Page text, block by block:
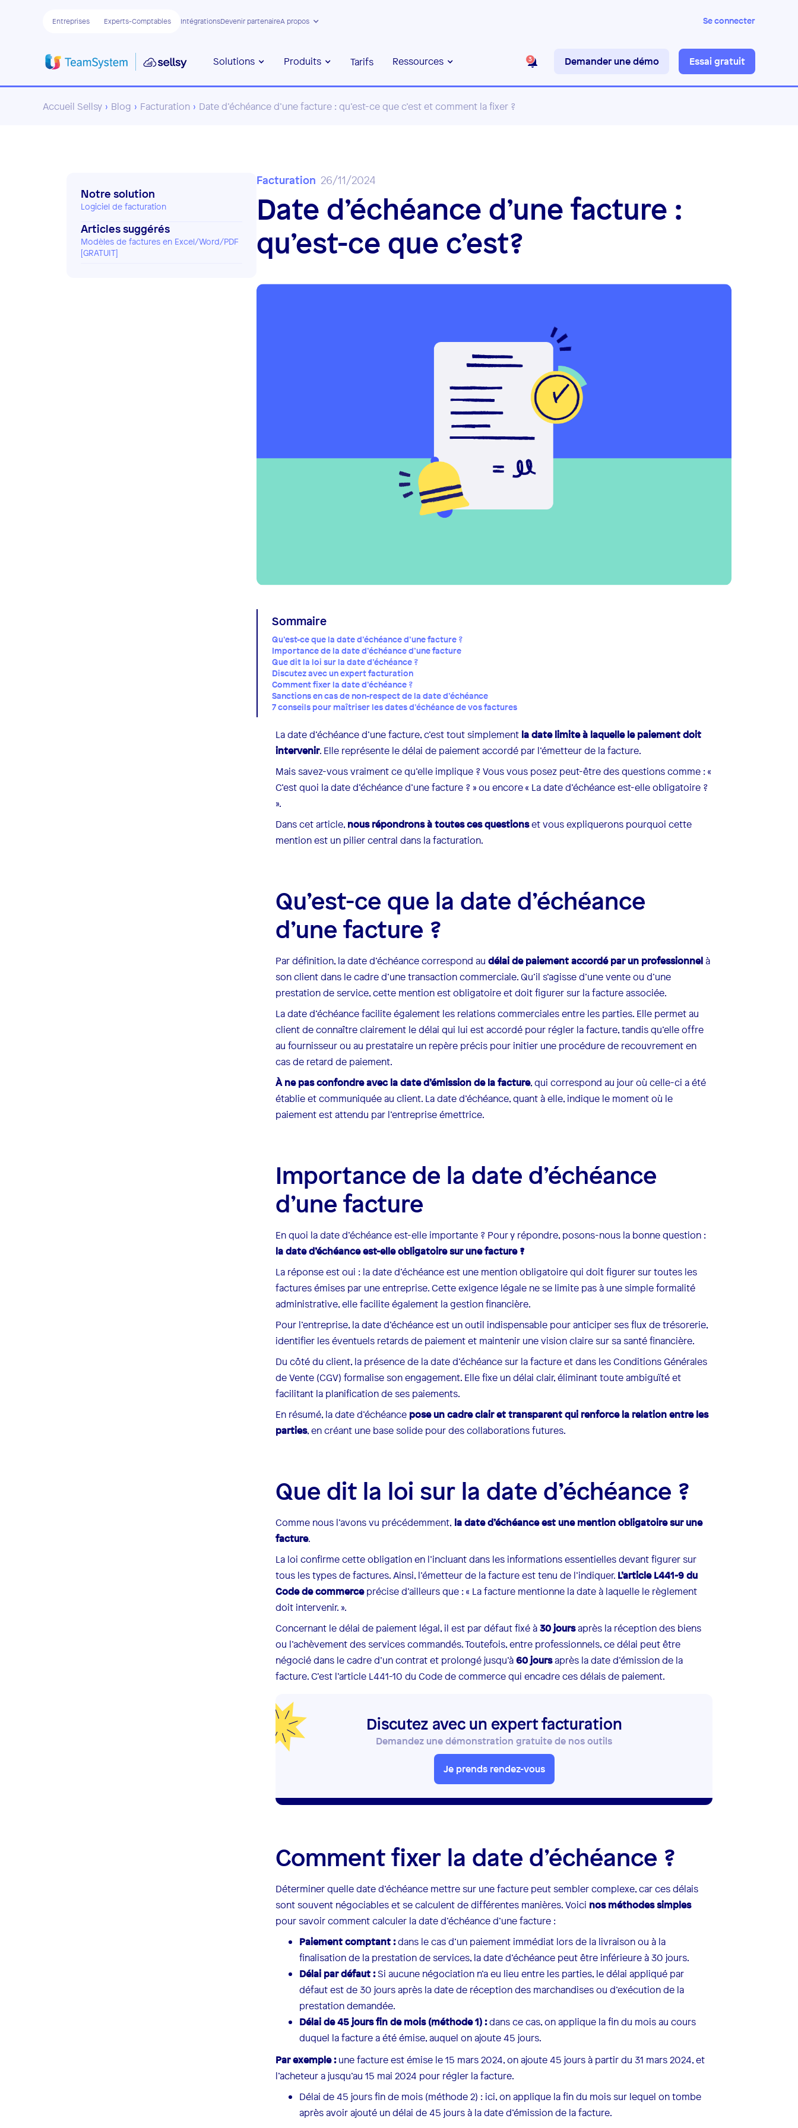
Entreprises Experts-Comptables IntégrationsDevenir partenaireA propos Se connecter
Solutions Produits Tarifs Ressources 3 Demander une démo Essai gratuit
Accueil Sellsy › Blog › Facturation › Date d’échéance d’une facture : qu’est-ce que c’est et comment la fixer ?
Facturation 26/11/2024
Date d’échéance d’une facture :
qu’est-ce que c’est?
Sommaire
Qu’est-ce que la date d’échéance d’une facture ?
Importance de la date d’échéance d’une facture
Que dit la loi sur la date d’échéance ?
Discutez avec un expert facturation
Comment fixer la date d’échéance ?
Sanctions en cas de non-respect de la date d’échéance
7 conseils pour maîtriser les dates d’échéance de vos factures
La date d’échéance d’une facture, c’est tout simplement la date limite à laquelle le paiement doit
intervenir. Elle représente le délai de paiement accordé par l’émetteur de la facture.
Mais savez-vous vraiment ce qu’elle implique ? Vous vous posez peut-être des questions comme : «
C’est quoi la date d’échéance d’une facture ? » ou encore « La date d’échéance est-elle obligatoire ?
».
Dans cet article, nous répondrons à toutes ces questionset vous expliquerons pourquoi cette
mention est un pilier central dans la facturation.
Qu’est-ce que la date d’échéance
d’une facture ?
Par définition, la date d’échéance correspond au délai de paiement accordé par un professionnelà
son client dans le cadre d’une transaction commerciale. Qu’il s’agisse d’une vente ou d’une
prestation de service, cette mention est obligatoire et doit figurer sur la facture associée.
La date d’échéance facilite également les relations commerciales entre les parties. Elle permet au
client de connaître clairement le délai qui lui est accordé pour régler la facture, tandis qu’elle offre
au fournisseur ou au prestataire un repère précis pour initier une procédure de recouvrement en
cas de retard de paiement.
À ne pas confondre avec la date d’émission de la facture, qui correspond au jour où celle-ci a été
établie et communiquée au client. La date d’échéance, quant à elle, indique le moment où le
paiement est attendu par l’entreprise émettrice.
Importance de la date d’échéance
d’une facture
En quoi la date d’échéance est-elle importante ? Pour y répondre, posons-nous la bonne question :
la date d’échéance est-elle obligatoire sur une facture ?
La réponse est oui : la date d’échéance est une mention obligatoire qui doit figurer sur toutes les
factures émises par une entreprise. Cette exigence légale ne se limite pas à une simple formalité
administrative, elle facilite également la gestion financière.
Pour l’entreprise, la date d’échéance est un outil indispensable pour anticiper ses flux de trésorerie,
identifier les éventuels retards de paiement et maintenir une vision claire sur sa santé financière.
Du côté du client, la présence de la date d’échéance sur la facture et dans les Conditions Générales
de Vente (CGV) formalise son engagement. Elle fixe un délai clair, éliminant toute ambiguïté et
facilitant la planification de ses paiements.
En résumé, la date d’échéance pose un cadre clair et transparent qui renforce la relation entre les
parties, en créant une base solide pour des collaborations futures.
Que dit la loi sur la date d’échéance ?
Comme nous l’avons vu précédemment, la date d’échéance est une mention obligatoire sur une
facture.
La loi confirme cette obligation en l’incluant dans les informations essentielles devant figurer sur
tous les types de factures. Ainsi, l’émetteur de la facture est tenu de l’indiquer. L’article L441-9 du
Code de commerceprécise d’ailleurs que : « La facture mentionne la date à laquelle le règlement
doit intervenir. ».
Concernant le délai de paiement légal, il est par défaut fixé à30 joursaprès la réception des biens
ou l’achèvement des services commandés. Toutefois, entre professionnels, ce délai peut être
négocié dans le cadre d’un contrat et prolongé jusqu’à60 joursaprès la date d’émission de la
facture. C’est l’article L441-10 du Code de commerce qui encadre ces délais de paiement.
Discutez avec un expert facturation
Demandez une démonstration gratuite de nos outils
Je prends rendez-vous
Comment fixer la date d’échéance ?
Déterminer quelle date d’échéance mettre sur une facture peut sembler complexe, car ces délais
sont souvent négociables et se calculent de différentes manières. Voici nos méthodes simples
pour savoir comment calculer la date d’échéance d’une facture :
Paiement comptant :dans le cas d’un paiement immédiat lors de la livraison ou à la
finalisation de la prestation de services, la date d’échéance peut être inférieure à 30 jours.
Délai par défaut :Si aucune négociation n’a eu lieu entre les parties, le délai appliqué par
défaut est de 30 jours après la date de réception des marchandises ou d’exécution de la
prestation demandée.
Délai de 45 jours fin de mois (méthode 1) :dans ce cas, on applique la fin du mois au cours
duquel la facture a été émise, auquel on ajoute 45 jours.
Par exemple :une facture est émise le 15 mars 2024, on ajoute 45 jours à partir du 31 mars 2024, et
l’acheteur a jusqu’au 15 mai 2024 pour régler la facture.
Délai de 45 jours fin de mois (méthode 2) : ici, on applique la fin du mois sur lequel on tombe
après avoir ajouté un délai de 45 jours à la date d’émission de la facture.
Notre solution
Logiciel de facturation
Articles suggérés
Modèles de factures en Excel/Word/PDF
[GRATUIT]